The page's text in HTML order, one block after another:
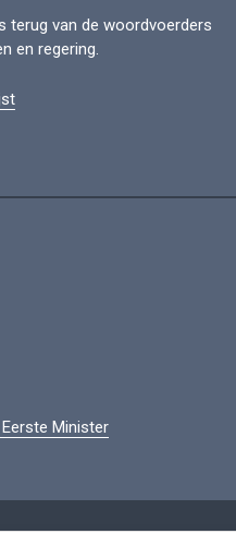
terug van de woordvoerders
en regering.
Minister